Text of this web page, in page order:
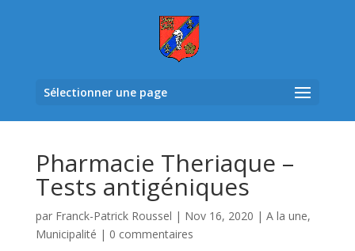
Sélectionner une page
Pharmacie Theriaque –
Tests antigéniques
par Franck-Patrick Roussel | Nov 16, 2020 | A la une,
Municipalité | 0 commentaires